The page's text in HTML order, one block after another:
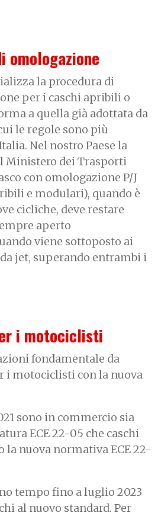
omologazione
la procedura di
per i caschi apribili o
a quella già adottata da
le regole sono più
Nel nostro Paese la
Ministero dei Trasporti
con omologazione P/J
e modulari), quando è
cicliche, deve restare
aperto
viene sottoposto ai
jet, superando entrambi i
i motociclisti
fondamentale da
i motociclisti con la nuova
sono in commercio sia
ECE 22-05 che caschi
la nuova normativa ECE 22-
tempo fino a luglio 2023
al nuovo standard. Per